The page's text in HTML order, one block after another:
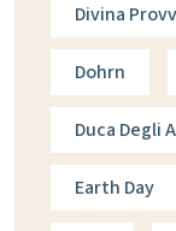
Divina
Dohrn
Duca Degli
Earth Day